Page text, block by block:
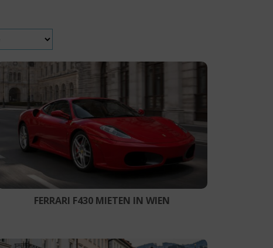
FERRARI F430 MIETEN IN WIEN